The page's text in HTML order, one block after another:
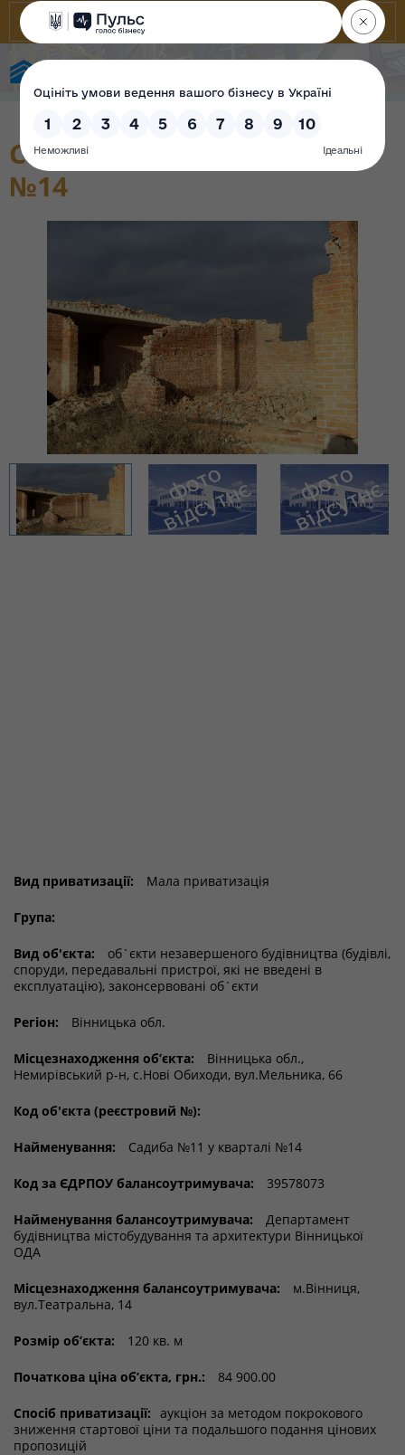
Садиба №11 у кварталі
№14
Вид приватизації: Мала приватизація
Група:
Вид об'єкта:
об`єкти незавершеного будівництва (будівлі,
споруди, передавальні пристрої, які не введені в
експлуатацію), законсервовані об`єкти
Регіон: Вінницька обл.
Місцезнаходження об’єкта:
Вінницька обл.,
Немирівський р-н, с.Нові Обиходи, вул.Мельника, 66
Код об'єкта (реєстровий №):
Найменування: Садиба №11 у кварталі №14
Код за ЄДРПОУ балансоутримувача: 39578073
Найменування балансоутримувача:
Департамент
будівництва містобудування та архитектури Вінницької
ОДА
Місцезнаходження балансоутримувача:
м.Вінниця,
вул.Театральна, 14
Розмір об’єкта: 120 кв. м
Початкова ціна об’єкта, грн.: 84 900.00
Спосіб приватизації: аукціон за методом покрокового
зниження стартової ціни та подальшого подання цінових
пропозицій